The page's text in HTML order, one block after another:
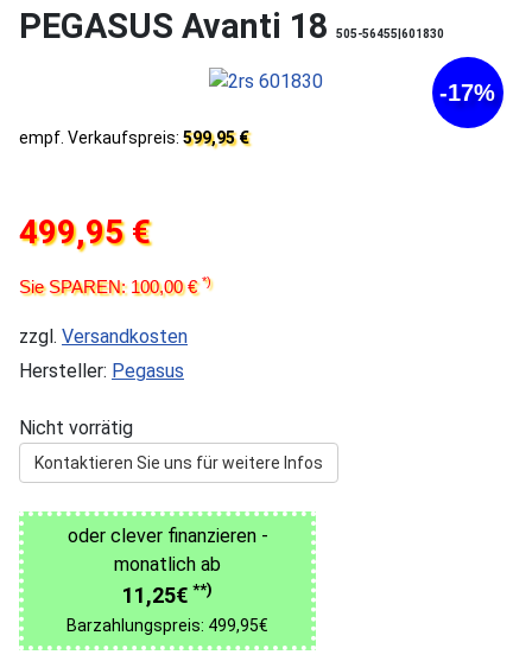
PEGASUS Avanti 18 505-56455|601830
-17%
empf. Verkaufspreis: 599,95 €
499,95 €
Sie SPAREN: 100,00 €*)
zzgl. Versandkosten
Hersteller: Pegasus
Nicht vorrätig
Kontaktieren Sie uns für weitere Infos
oder clever finanzieren -
monatlich ab
11,25€ **)
Barzahlungspreis: 499,95€